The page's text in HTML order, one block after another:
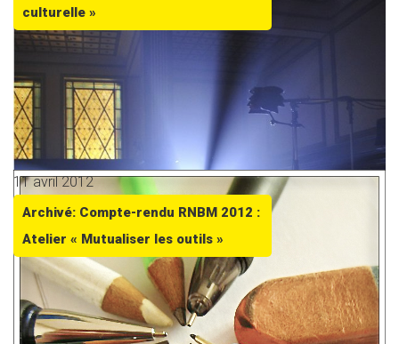
culturelle »
11 avril 2012
Archivé: Compte-rendu RNBM 2012 :
Atelier « Mutualiser les outils »